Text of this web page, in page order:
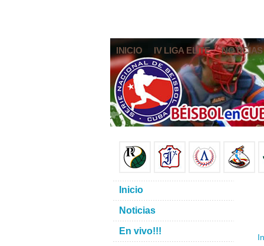
INICIO IV LIGA ELITE NOTICIAS
Inicio
Noticias
En vivo!!!